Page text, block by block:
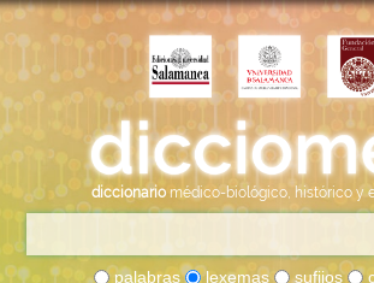
diccionario médico-biológico, histórico y
palabras lexemas sufijos